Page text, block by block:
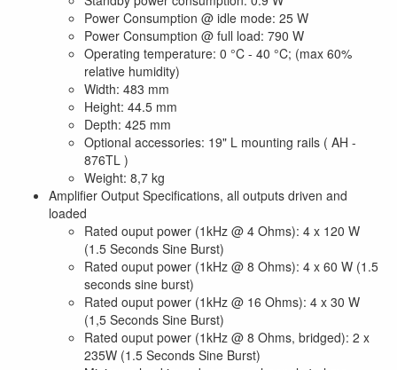
Power Consumption @ idle mode: 25 W
Power Consumption @ full load: 790 W
Operating temperature: 0 °C - 40 °C; (max 60%
relative humidity)
Width: 483 mm
Height: 44.5 mm
Depth: 425 mm
Optional accessories: 19" L mounting rails ( AH -
876TL )
Weight: 8,7 kg
Amplifier Output Specifications, all outputs driven and
loaded
Rated ouput power (1kHz @ 4 Ohms): 4 x 120 W
(1.5 Seconds Sine Burst)
Rated ouput power (1kHz @ 8 Ohms): 4 x 60 W (1.5
seconds sine burst)
Rated ouput power (1kHz @ 16 Ohms): 4 x 30 W
(1,5 Seconds Sine Burst)
Rated ouput power (1kHz @ 8 Ohms, bridged): 2 x
235W (1.5 Seconds Sine Burst)